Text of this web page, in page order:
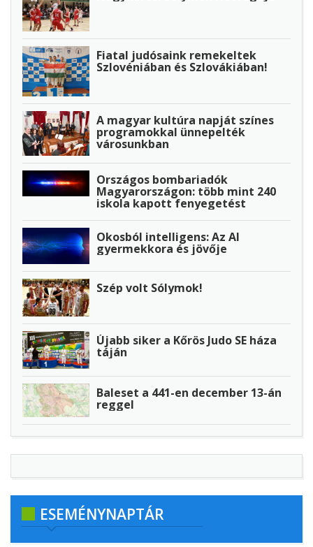
Fiatal judósaink remekeltek
Szlovéniában és Szlovákiában!
A magyar kultúra napját színes
programokkal ünnepelték
városunkban
Országos bombariadók
Magyarországon: több mint 240
iskola kapott fenyegetést
Okosból intelligens: Az AI
gyermekkora és jövője
Szép volt Sólymok!
Újabb siker a Kőrös Judo SE háza
táján
Baleset a 441-en december 13-án
reggel
ESEMÉNYNAPTÁR